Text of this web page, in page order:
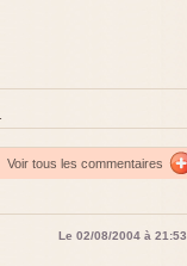
Voir tous les commentaires
Le 02/08/2004 à 21:53